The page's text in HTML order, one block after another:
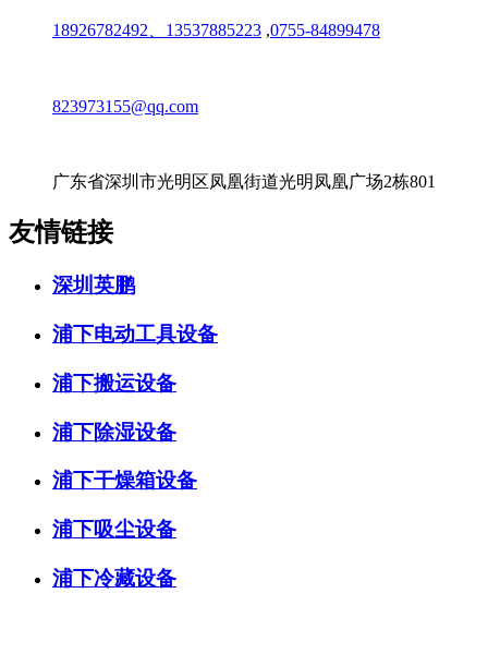
18926782492、13537885223 ,0755-84899478
823973155@qq.com
广东省深圳市光明区凤凰街道光明凤凰广场2栋801
友情链接
深圳英鹏
浦下电动工具设备
浦下搬运设备
浦下除湿设备
浦下干燥箱设备
浦下吸尘设备
浦下冷藏设备